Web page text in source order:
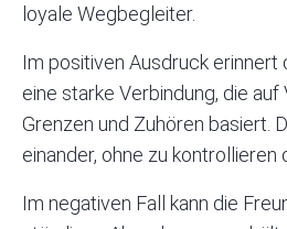
loyale Wegbegleiter.
Im positiven Ausdruck erinnert
eine starke Verbindung, die auf
Grenzen und Zuhören basiert.
einander, ohne zu kontrollieren
Im negativen Fall kann die